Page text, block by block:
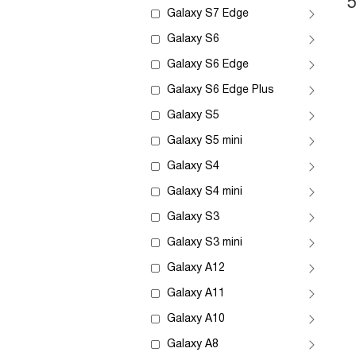
Galaxy S7 Edge
Galaxy S6
Galaxy S6 Edge
Galaxy S6 Edge Plus
Galaxy S5
Galaxy S5 mini
Galaxy S4
Galaxy S4 mini
Galaxy S3
Galaxy S3 mini
Galaxy A12
Galaxy A11
Galaxy A10
Galaxy A8